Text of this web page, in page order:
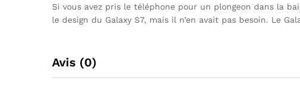
Si vous avez pris le téléphone pour un plongeon dans la
le design du Galaxy S7, mais il n’en avait pas besoin. Le
Avis (0)